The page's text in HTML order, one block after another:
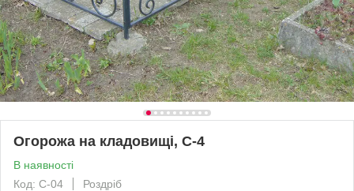
Огорожа на кладовищі, С-4
В наявності
Код: С-04
Роздріб